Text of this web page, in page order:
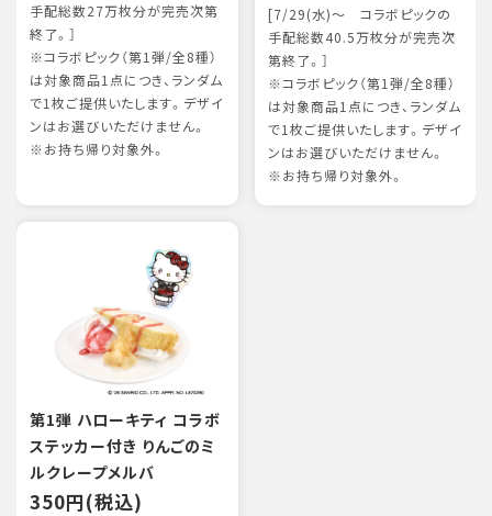
手配総数27万枚分が完売次第
終了。］
※コラボピック（第1弾/全8種）
は対象商品1点につき、ランダム
で1枚ご提供いたします。デザイ
ンはお選びいただけません。
※お持ち帰り対象外。
[7/29(水)～ コラボピックの
手配総数40.5万枚分が完売次
第終了。］
※コラボピック（第1弾/全8種）
は対象商品1点につき、ランダム
で1枚ご提供いたします。デザイ
ンはお選びいただけません。
※お持ち帰り対象外。
第1弾 ハローキティ コラボ
ステッカー付き りんごのミ
ルクレープメルバ
350円(税込)